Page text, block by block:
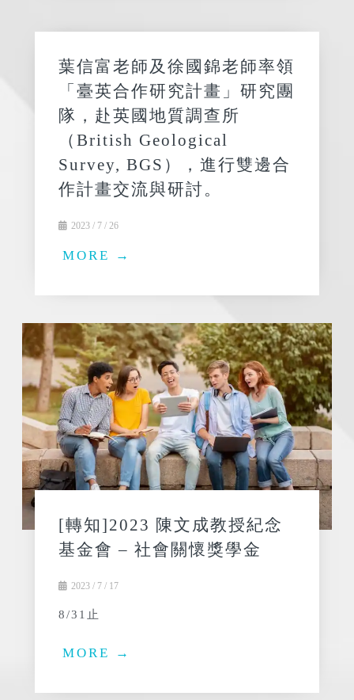
葉信富老師及徐國錦老師率領
「臺英合作研究計畫」研究團
隊，赴英國地質調查所
（British Geological
Survey, BGS），進行雙邊合
作計畫交流與研討。
2023 / 7 / 26
MORE →
[轉知]2023 陳文成教授紀念
基金會 – 社會關懷獎學金
2023 / 7 / 17
8/31止
MORE →